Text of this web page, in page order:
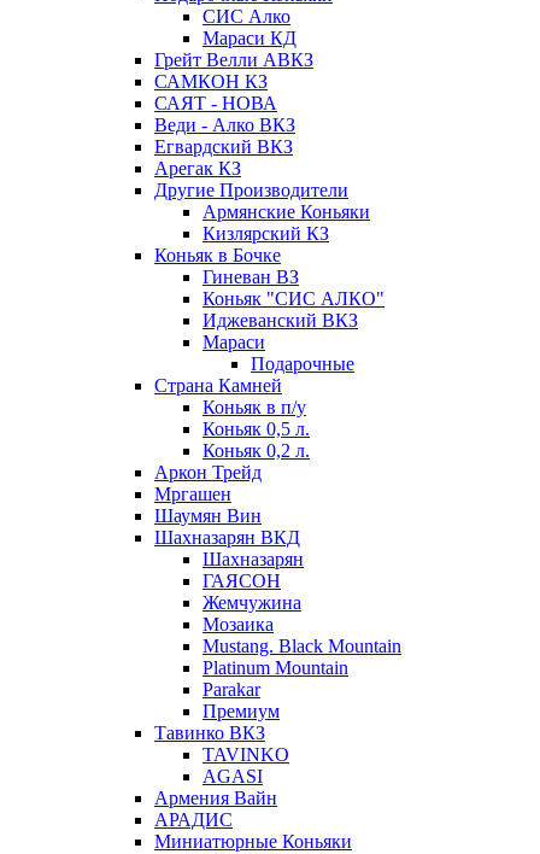
СИС Алко
Мараси КД
Грейт Велли АВКЗ
САМКОН КЗ
САЯТ - НОВА
Веди - Алко ВКЗ
Егвардский ВКЗ
Арегак КЗ
Другие Производители
Армянские Коньяки
Кизлярский КЗ
Коньяк в Бочке
Гиневан ВЗ
Коньяк "СИС АЛКО"
Иджеванский ВКЗ
Мараси
Подарочные
Страна Камней
Коньяк в п/у
Коньяк 0,5 л.
Коньяк 0,2 л.
Аркон Трейд
Мргашен
Шаумян Вин
Шахназарян ВКД
Шахназарян
ГАЯСОН
Жемчужина
Мозаика
Mustang. Black Mountain
Platinum Mountain
Parakar
Премиум
Тавинко ВКЗ
TAVINKO
AGASI
Армения Вайн
АРАДИС
Миниатюрные Коньяки